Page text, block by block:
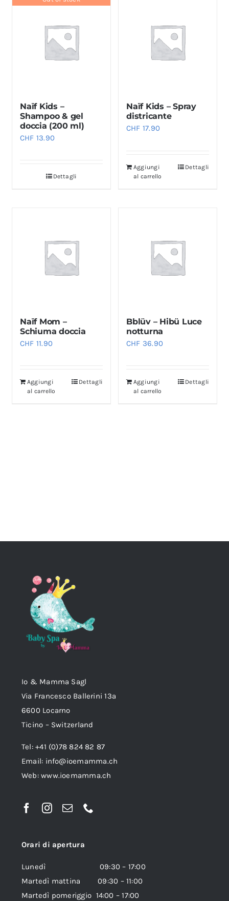
Naïf Kids –
Shampoo & gel
doccia (200 ml)
CHF 13.90
Dettagli
Naïf Kids – Spray
districante
CHF 17.90
Aggiungi
al carrello
Dettagli
Naïf Mom –
Schiuma doccia
CHF 11.90
Aggiungi
al carrello
Dettagli
Bblüv – Hibü Luce
notturna
CHF 36.90
Aggiungi
al carrello
Dettagli
Io & Mamma Sagl
Via Francesco Ballerini 13a
6600 Locarno
Ticino – Switzerland
Tel: +41 (0)78 824 82 87
Email: info@ioemamma.ch
Web:www.ioemamma.ch
Orari di apertura
Lunedì 09:30 – 17:00
Martedì mattina 09:30 – 11:00
Martedì pomeriggio 14:00 – 17:00